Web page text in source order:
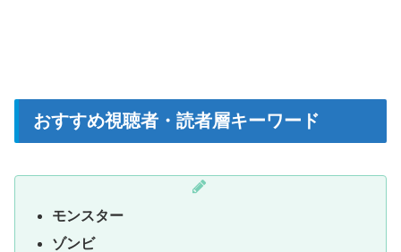
おすすめ視聴者・読者層キーワード
モンスター
ゾンビ